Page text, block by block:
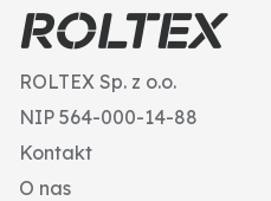
ROLTEX Sp. z o.o.
NIP 564-000-14-88
Kontakt
O nas